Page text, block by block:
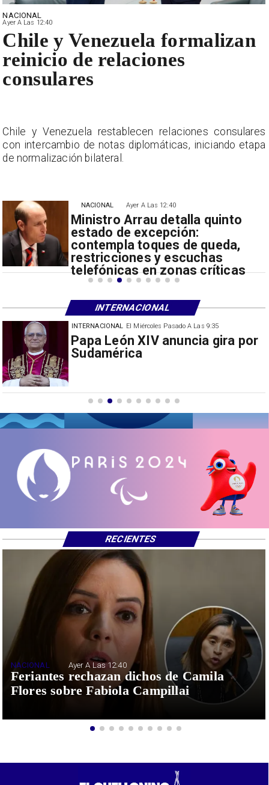
El Miércoles Pasado A Las 9:35
China restringe exportación de
drones a EEUU y sanciona
INTERNACIONAL
Ayer A Las 12:40
Ministro Arrau detalla quinto
estado de excepción:
contempla toques de queda,
restricciones y escuchas
telefónicas en zonas críticas
NACIONAL
NACIONAL
Ayer A Las 12:40
Chile y Venezuela formalizan
reinicio de relaciones
consulares
Chile y Venezuela restablecen relaciones consulares
con intercambio de notas diplomáticas, iniciando etapa
de normalización bilateral.
INTERNACIONAL
Feriantes rechazan dichos de Camila
Flores sobre Fabiola Campillai
NACIONAL Ayer A Las 12:40
RECIENTES